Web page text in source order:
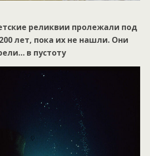
реликвии пролежали под
лет, пока их не нашли. Они
в пустоту